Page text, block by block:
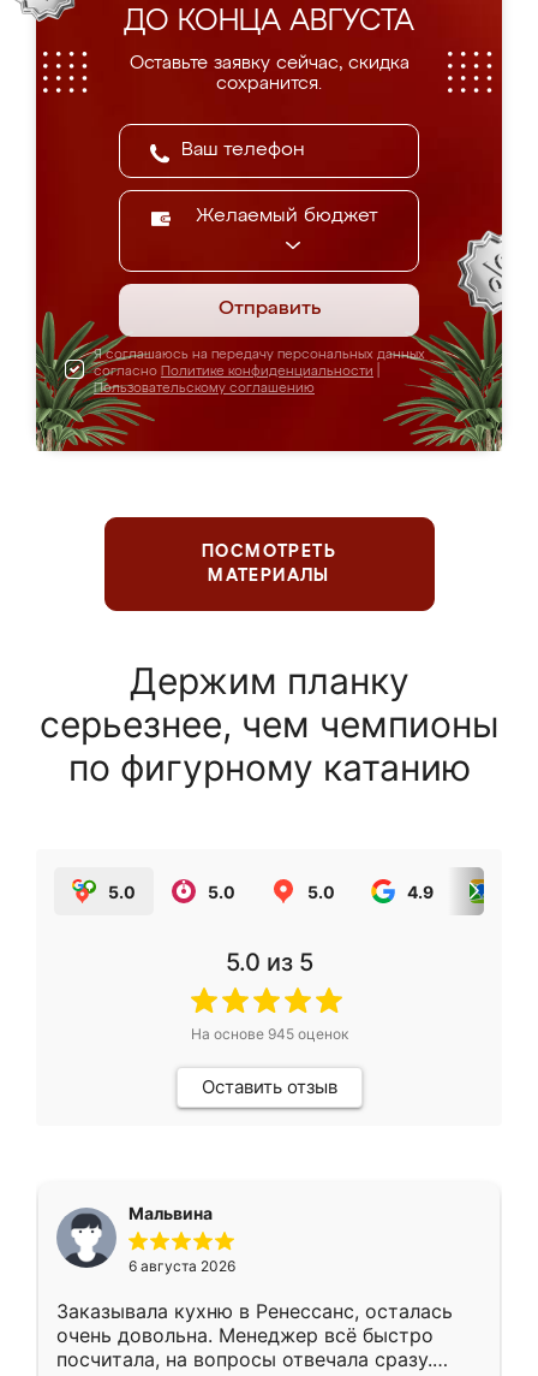
ДО КОНЦА АВГУСТА
Оставьте заявку сейчас, скидка
сохранится.
Желаемый бюджет
Отправить
Я соглашаюсь на передачу персональных данных
согласно Политике конфиденциальности
Пользовательскому соглашению
ПОСМОТРЕТЬ
МАТЕРИАЛЫ
Держим планку
серьезнее, чем чемпионы
по фигурному катанию
5.0 5.0 5.0 4.9
5.0 из 5
На основе 945оценок
Оставить отзыв
Мальвина
6 августа 2026
Заказывала кухню в Ренессанс, осталась
очень довольна. Менеджер всё быстро
посчитала, на вопросы отвечала сразу.